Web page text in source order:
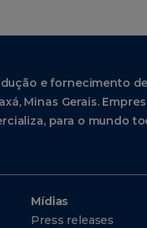
e fornecimento
Minas Gerais.
para o mundo
Mídias
Press releases